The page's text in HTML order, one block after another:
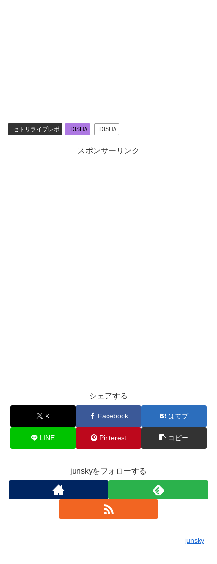
セトリライブレポ DISH// DISH//
スポンサーリンク
シェアする
X Facebook はてブ
LINE Pinterest コピー
junskyをフォローする
junsky